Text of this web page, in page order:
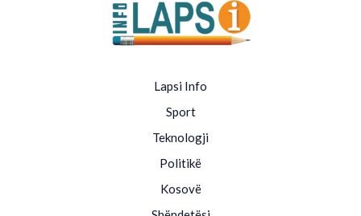
Lapsi Info
Sport
Teknologji
Politikë
Kosovë